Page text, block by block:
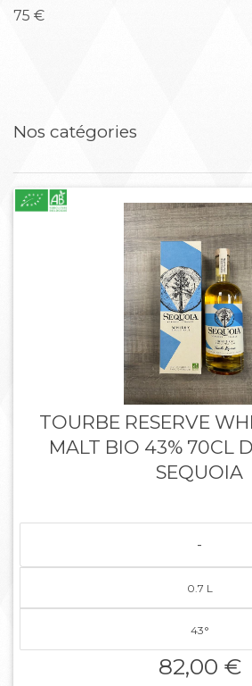
75 €
Nos catégories
TOURBE RESERVE
MALT BIO 43% 70CL
SEQUOIA
-
0.7 L
43°
82,00 €